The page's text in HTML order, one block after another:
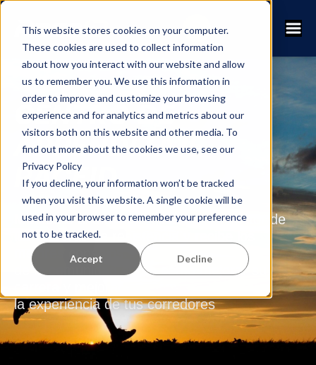
This website stores cookies on your computer.
These cookies are used to collect information
about how you interact with our website and allow
us to remember you. We use this information in
order to improve and customize your browsing
experience and for analytics and metrics about our
visitors both on this website and other media. To
find out more about the cookies we use, see our
Privacy Policy
If you decline, your information won’t be tracked
when you visit this website. A single cookie will be
used in your browser to remember your preference
not to be tracked.
Accept Decline
CENTRO DE
APRENDIZAJE
RACEID
Mantente al día de lo último en el sector de
las carreras de resistencia y recibe los
mejores consejos
de la comunidad sobre cómo mejorar su
la experiencia de tus corredores